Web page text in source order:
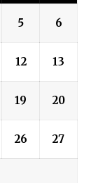
5 6
12 13
19 20
26 27